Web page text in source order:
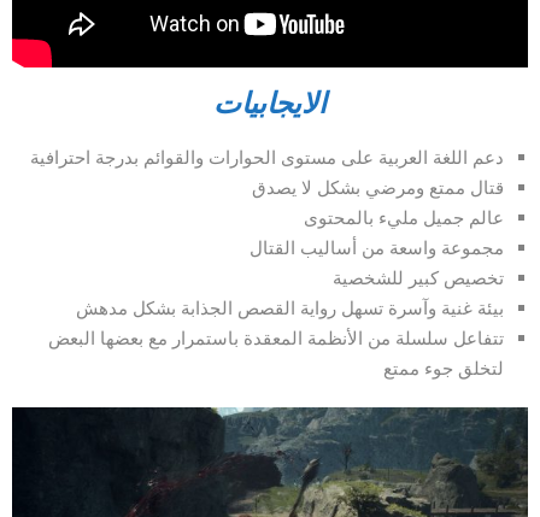
الايجابيات
دعم اللغة العربية على مستوى الحوارات والقوائم بدرجة احترافية
قتال ممتع ومرضي بشكل لا يصدق
عالم جميل مليء بالمحتوى
مجموعة واسعة من أساليب القتال
تخصيص كبير للشخصية
بيئة غنية وآسرة تسهل رواية القصص الجذابة بشكل مدهش
تتفاعل سلسلة من الأنظمة المعقدة باستمرار مع بعضها البعض
لتخلق جوء ممتع